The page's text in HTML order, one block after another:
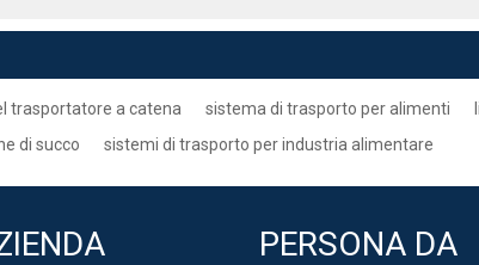
trasportatore a catena sistema di trasporto per alimenti
di succo
sistemi di trasporto per industria alimentare
PERSONA DA